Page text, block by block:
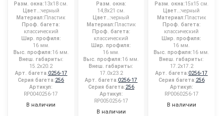
Разм. окна:13x18 см.
Цвет..:черный
Материал: Пластик
Проф. багета:
классический
Шир. профиля:
16 мм.
Выс. профиля:16 мм.
Внеш. габариты:
15.2x20.2
Арт. багета:0256-17
Серия багета:256
Артикул:
RP0040256-17
В наличии
Разм. окна:
14,8x21 см.
Цвет..:черный
Материал: Пластик
Проф. багета:
классический
Шир. профиля:
16 мм.
Выс. профиля:16 мм.
Внеш. габариты:
17.0x23.2
Арт. багета:0256-17
Серия багета:256
Артикул:
RP0050256-17
В наличии
Разм. окна:15x15 см.
Цвет..:черный
Материал: Пластик
Проф. багета:
классический
Шир. профиля:
16 мм.
Выс. профиля:16 мм.
Внеш. габариты:
17.2x17.2
Арт. багета:0256-17
Серия багета:256
Артикул:
RP0060256-17
В наличии